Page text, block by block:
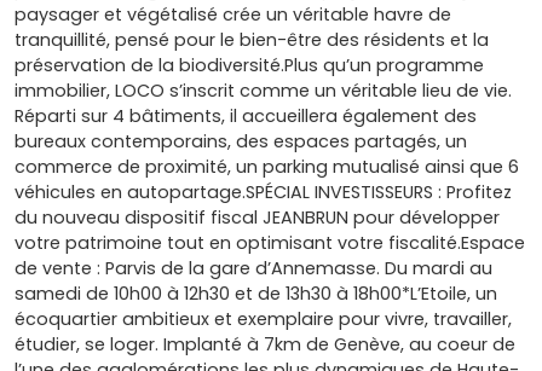
paysager et végétalisé crée un véritable havre de
tranquillité, pensé pour le bien-être des résidents et la
préservation de la biodiversité.Plus qu’un programme
immobilier, LOCO s’inscrit comme un véritable lieu de vie.
Réparti sur 4 bâtiments, il accueillera également des
bureaux contemporains, des espaces partagés, un
commerce de proximité, un parking mutualisé ainsi que 6
véhicules en autopartage.SPÉCIAL INVESTISSEURS : Profitez
du nouveau dispositif fiscal JEANBRUN pour développer
votre patrimoine tout en optimisant votre fiscalité.Espace
de vente : Parvis de la gare d’Annemasse. Du mardi au
samedi de 10h00 à 12h30 et de 13h30 à 18h00*L’Etoile, un
écoquartier ambitieux et exemplaire pour vivre, travailler,
étudier, se loger. Implanté à 7km de Genève, au coeur de